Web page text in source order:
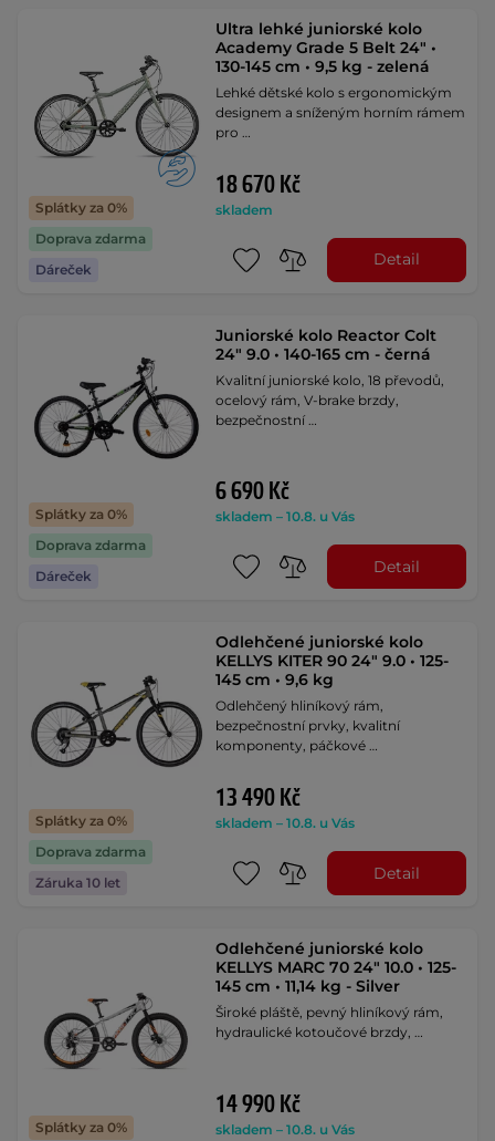
Splátky za 0%
Doprava zdarma
Dáreček
Ultra lehké juniorské kolo
Academy Grade 5 Belt 24" •
130-145 cm • 9,5 kg - zelená
Lehké dětské kolo s ergonomickým
designem a sníženým horním rámem
pro …
18 670 Kč
skladem
Detail
Splátky za 0%
Doprava zdarma
Dáreček
Juniorské kolo Reactor Colt
24" 9.0 • 140-165 cm - černá
Kvalitní juniorské kolo, 18 převodů,
ocelový rám, V-brake brzdy,
bezpečnostní …
6 690 Kč
skladem – 10.8. u Vás
Detail
Splátky za 0%
Doprava zdarma
Záruka 10 let
Odlehčené juniorské kolo
KELLYS KITER 90 24" 9.0 • 125-
145 cm • 9,6 kg
Odlehčený hliníkový rám,
bezpečnostní prvky, kvalitní
komponenty, páčkové …
13 490 Kč
skladem – 10.8. u Vás
Detail
Splátky za 0%
Odlehčené juniorské kolo
KELLYS MARC 70 24" 10.0 • 125-
145 cm • 11,14 kg - Silver
Široké pláště, pevný hliníkový rám,
hydraulické kotoučové brzdy, …
14 990 Kč
skladem – 10.8. u Vás